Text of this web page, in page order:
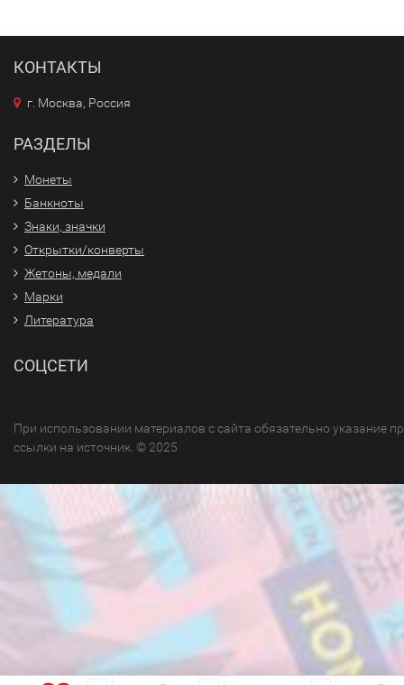
КОНТАКТЫ
г. Москва, Россия
РАЗДЕЛЫ
Монеты
Банкноты
Знаки, значки
Открытки/конверты
Жетоны, медали
Марки
Литература
СОЦСЕТИ
При использовании материалов с сайта обязательно указание
ссылки на источник. © 2025